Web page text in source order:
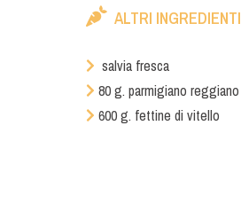
ALTRI INGREDIENTI
salvia fresca
80 g. parmigiano reggiano
600 g. fettine di vitello